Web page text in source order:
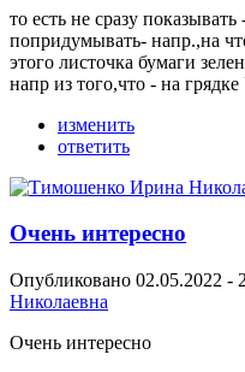
то есть не сразу показывать
попридумывать- напр.,на
этого листочка бумаги
напр из того,что - на
изменить
ответить
Очень интересно
Опубликовано 02.05.2022 -
Николаевна
Очень интересно